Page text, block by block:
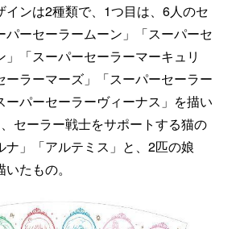
インは2種類で、1つ目は、6人のセ
パーセーラームーン」「スーパーセ
」「スーパーセーラーマーキュリ
ーラーマーズ」「スーパーセーラー
ーパーセーラーヴィーナス」を描い
セーラー戦士をサポートする猫の
ナ」「アルテミス」と、2匹の娘
たもの。